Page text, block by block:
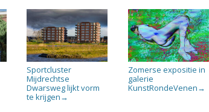
Sportcluster
Mijdrechtse
Dwarsweg lijkt vorm
te krijgen →
Zomerse expositie in
galerie
KunstRondeVenen →